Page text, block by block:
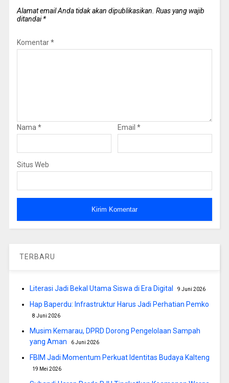
Alamat email Anda tidak akan dipublikasikan. Ruas yang wajib
ditandai*
Komentar*
Nama * Email *
Situs Web
TERBARU
Literasi Jadi Bekal Utama Siswa di Era Digital 9 Juni 2026
Hap Baperdu: Infrastruktur Harus Jadi Perhatian Pemko
8 Juni 2026
Musim Kemarau, DPRD Dorong Pengelolaan Sampah
yang Aman
6 Juni 2026
FBIM Jadi Momentum Perkuat Identitas Budaya Kalteng
19 Mei 2026